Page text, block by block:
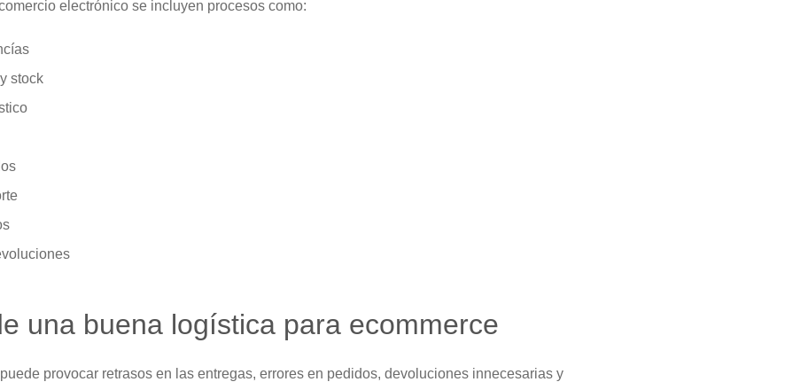
electrónico se incluyen procesos como:
stock
una buena logística para ecommerce
provocar retrasos en las entregas, errores en pedidos, devoluciones innecesarias y